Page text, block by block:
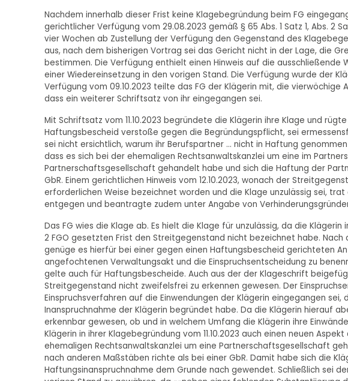
Nachdem innerhalb dieser Frist keine Klagebegründung beim FG
gerichtlicher Verfügung vom 29.08.2023 gemäß § 65 Abs. 1 Satz 1, Abs. 2
vier Wochen ab Zustellung der Verfügung den Gegenstand des
aus, nach dem bisherigen Vortrag sei das Gericht nicht in der Lage, die
bestimmen. Die Verfügung enthielt einen Hinweis auf die ausschließende
einer Wiedereinsetzung in den vorigen Stand. Die Verfügung wurde der
Verfügung vom 09.10.2023 teilte das FG der Klägerin mit, die vierwöchige
dass ein weiterer Schriftsatz von ihr eingegangen sei.
Mit Schriftsatz vom 11.10.2023 begründete die Klägerin ihre Klage und
Haftungsbescheid verstoße gegen die Begründungspflicht, sei
sei nicht ersichtlich, warum ihr Berufspartner ... nicht in Haftung
dass es sich bei der ehemaligen Rechtsanwaltskanzlei um eine im
Partnerschaftsgesellschaft gehandelt habe und sich die Haftung der
GbR. Einem gerichtlichen Hinweis vom 12.10.2023, wonach der
erforderlichen Weise bezeichnet worden und die Klage unzulässig sei, trat
entgegen und beantragte zudem unter Angabe von
Das FG wies die Klage ab. Es hielt die Klage für unzulässig, da die Klägerin
2 FGO gesetzten Frist den Streitgegenstand nicht bezeichnet habe. Nach
genüge es hierfür bei einer gegen einen Haftungsbescheid gerichteten
angefochtenen Verwaltungsakt und die Einspruchsentscheidung zu
gelte auch für Haftungsbescheide. Auch aus der der Klageschrift
Streitgegenstand nicht zweifelsfrei zu erkennen gewesen. Der
Einspruchsverfahren auf die Einwendungen der Klägerin eingegangen
Inanspruchnahme der Klägerin begründet habe. Da die Klägerin hierauf
erkennbar gewesen, ob und in welchem Umfang die Klägerin ihre
Klägerin in ihrer Klagebegründung vom 11.10.2023 auch einen neuen
ehemaligen Rechtsanwaltskanzlei um eine Partnerschaftsgesellschaft
nach anderen Maßstäben richte als bei einer GbR. Damit habe sich die
Haftungsinanspruchnahme dem Grunde nach gewendet. Schließlich sei